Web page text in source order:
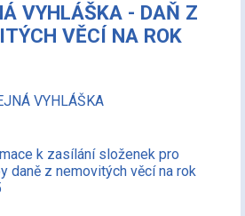
VYHLÁŠKA - DAŇ Z
VĚCÍ NA ROK
VYHLÁŠKA
k zasílání složenek pro
daně z nemovitých věcí na rok